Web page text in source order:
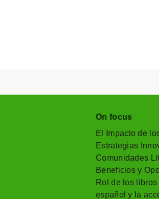
On focus
El Impacto de
Estrategias
Comunidades
Beneficios y
Rol de los
español y la